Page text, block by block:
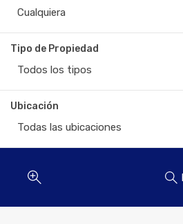
Cualquiera
Tipo de Propiedad
Todos los tipos
Ubicación
Todas las ubicaciones